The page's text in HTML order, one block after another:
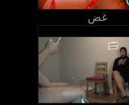
غض